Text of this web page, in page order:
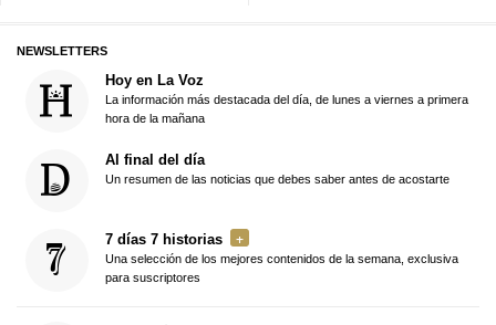
NEWSLETTERS
Hoy en La Voz
La información más destacada del día, de lunes a viernes a primera
hora de la mañana
Al final del día
Un resumen de las noticias que debes saber antes de acostarte
7 días 7 historias
Una selección de los mejores contenidos de la semana, exclusiva
para suscriptores